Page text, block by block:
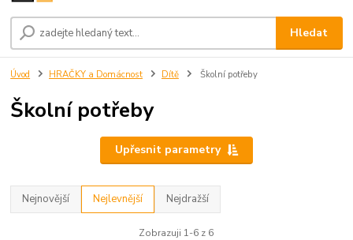
Hledat
Úvod HRAČKY a Domácnost Dítě Školní potřeby
Školní potřeby
Upřesnit parametry
Nejnovější Nejlevnější Nejdražší
Zobrazuji 1-6 z 6